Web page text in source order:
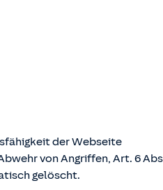
der Webseite
von Angriffen, Art. 6
gelöscht.